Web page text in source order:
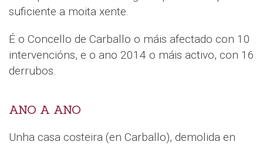
suficiente a moita xente.
É o Concello de Carballo o máis afectado con 10
intervencións, e o ano 2014 o máis activo, con 16
derrubos.
ANO A ANO
Unha casa costeira (en Carballo), demolida en